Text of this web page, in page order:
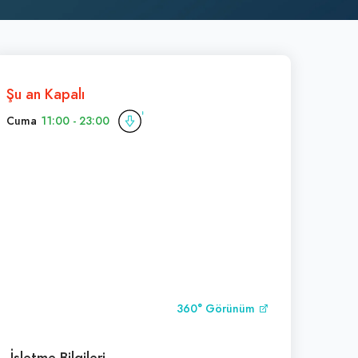
Şu an Kapalı
Cuma 11:00 - 23:00
360° Görünüm